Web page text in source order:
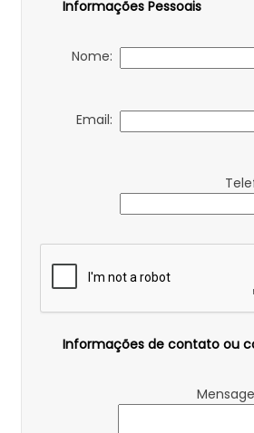
Informações Pessoais
Nome:
Email:
Informações de contato ou